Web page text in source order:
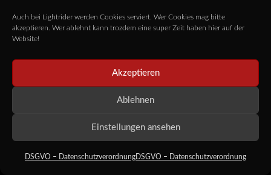
Auch bei Lightrider werden Cookies serviert. Wer Cookies mag bitte
akzeptieren. Wer ablehnt kann trozdem eine super Zeit haben hier auf der
Website!
Akzeptieren
Ablehnen
Einstellungen ansehen
DSGVO – Datenschutzverordnung DSGVO – Datenschutzverordnung